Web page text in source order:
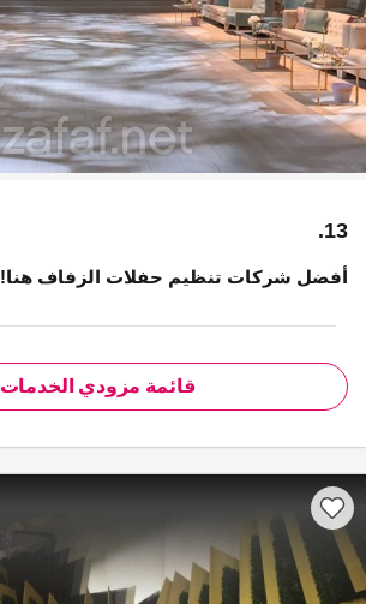
13.
أفضل شركات تنظيم حفلات الزفاف هنا!
قائمة مزودي الخدمات